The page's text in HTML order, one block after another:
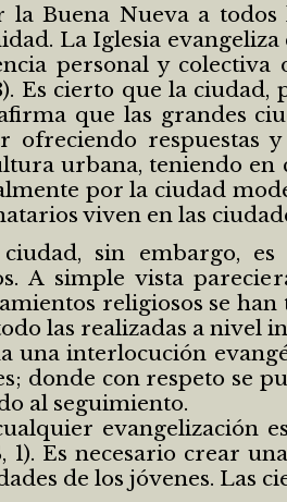
la Buena Nueva a
La Iglesia
personal y
Es cierto que la
que las grandes
ofreciendo respuestas
urbana, teniendo
por la ciudad
viven en las
sin embargo,
A simple vista
religiosos se
las realizadas a nivel
una interlocución
donde con respeto se
al seguimiento.
evangelización
1). Es necesario crear
de los jóvenes. Las